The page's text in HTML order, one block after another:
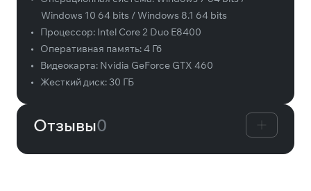
Windows 10 64 bits / Windows 8.1 64 bits
•
Процессор: Intel Core 2 Duo E8400
•
Оперативная память:4 Гб
•
Видеокарта: Nvidia GeForce GTX 460
•
Жесткий диск: 30 ГБ
Отзывы0